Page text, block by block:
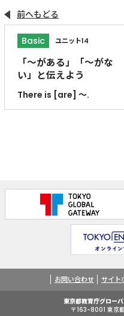
前へもどる
Basic ユニット14
「～がある」「～がな
い」と伝えよう
There is [are] ～.
お問い合わせ サイト
東京都教育庁グロー
〒163-8001 東京